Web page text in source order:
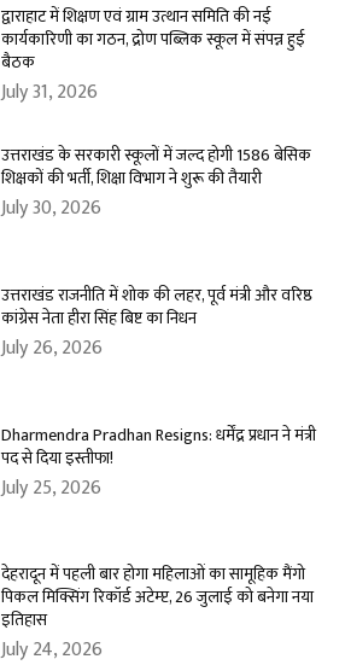
द्वाराहाट में शिक्षण एवं ग्राम उत्थान समिति की नई
कार्यकारिणी का गठन, द्रोण पब्लिक स्कूल में संपन्न हुई
बैठक
July 31, 2026
उत्तराखंड के सरकारी स्कूलों में जल्द होगी 1586 बेसिक
शिक्षकों की भर्ती, शिक्षा विभाग ने शुरू की तैयारी
July 30, 2026
उत्तराखंड राजनीति में शोक की लहर, पूर्व मंत्री और वरिष्ठ
कांग्रेस नेता हीरा सिंह बिष्ट का निधन
July 26, 2026
Dharmendra Pradhan Resigns: धर्मेंद्र प्रधान ने मंत्री
पद से दिया इस्तीफा!
July 25, 2026
देहरादून में पहली बार होगा महिलाओं का सामूहिक मैंगो
पिकल मिक्सिंग रिकॉर्ड अटेम्प्ट, 26 जुलाई को बनेगा नया
इतिहास
July 24, 2026